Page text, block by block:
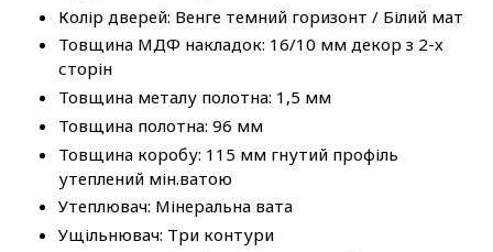
Колір дверей: Венге темний горизонт / Білий мат
Товщина МДФ накладок: 16/10 мм декор з 2-х
сторін
Товщина металу полотна: 1,5 мм
Товщина полотна: 96 мм
Товщина коробу: 115 мм гнутий профіль
утеплений мін.ватою
Утеплювач: Мінеральна вата
Ущільнювач: Три контури